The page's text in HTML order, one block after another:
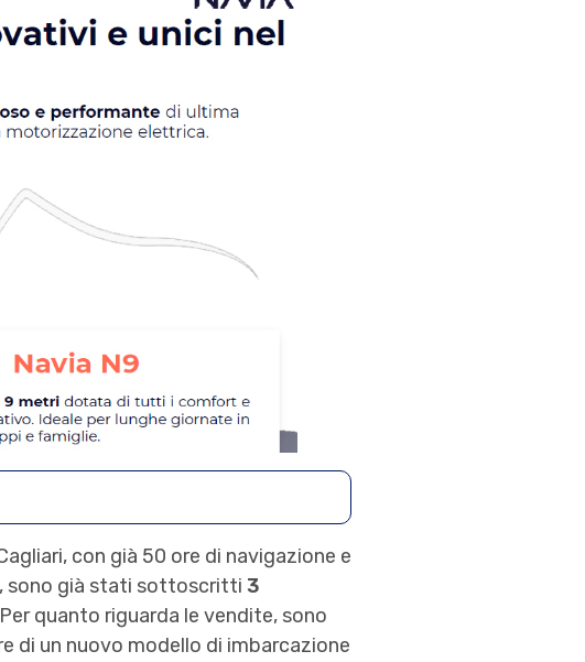
con già 50 ore di navigazione e
sono già stati sottoscritti 3
quanto riguarda le vendite, sono
di un nuovo modello di imbarcazione